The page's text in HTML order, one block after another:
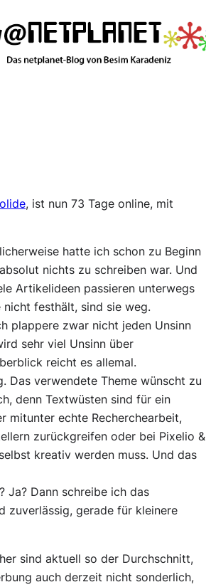
, ist nun 73 Tage online, mit
hatte ich schon zu Beginn
nichts zu schreiben war. Und
Artikelideen passieren unterwegs
nicht festhält, sind sie weg.
plappere zwar nicht jeden Unsinn
sehr viel Unsinn über
reicht es allemal.
Das verwendete Theme wünscht zu
denn Textwüsten sind für ein
mitunter echte Recherchearbeit,
zurückgreifen oder bei Pixelio &
kreativ werden muss. Und das
Ja? Dann schreibe ich das
zuverlässig, gerade für kleinere
sind aktuell so der Durchschnitt,
auch derzeit nicht sonderlich,